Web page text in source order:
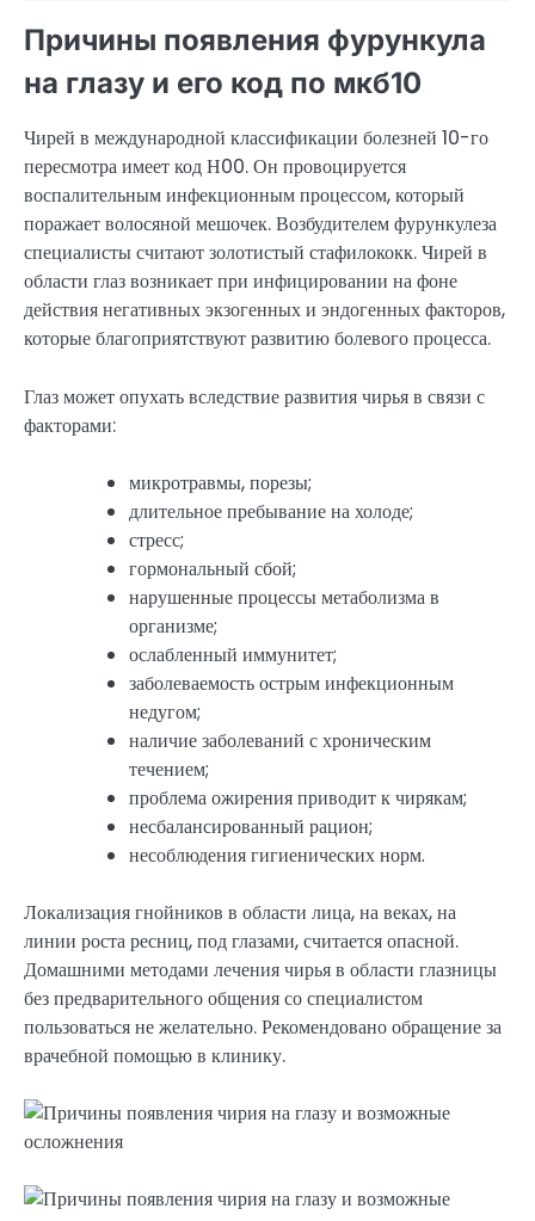
Причины появления фурункула
на глазу и его код по мкб10
Чирей в международной классификации болезней 10-го
пересмотра имеет код Н00. Он провоцируется
воспалительным инфекционным процессом, который
поражает волосяной мешочек. Возбудителем фурункулеза
специалисты считают золотистый стафилококк. Чирей в
области глаз возникает при инфицировании на фоне
действия негативных экзогенных и эндогенных факторов,
которые благоприятствуют развитию болевого процесса.
Глаз может опухать вследствие развития чирья в связи с
факторами:
микротравмы, порезы;
длительное пребывание на холоде;
стресс;
гормональный сбой;
нарушенные процессы метаболизма в
организме;
ослабленный иммунитет;
заболеваемость острым инфекционным
недугом;
наличие заболеваний с хроническим
течением;
проблема ожирения приводит к чирякам;
несбалансированный рацион;
несоблюдения гигиенических норм.
Локализация гнойников в области лица, на веках, на
линии роста ресниц, под глазами, считается опасной.
Домашними методами лечения чирья в области глазницы
без предварительного общения со специалистом
пользоваться не желательно. Рекомендовано обращение за
врачебной помощью в клинику.